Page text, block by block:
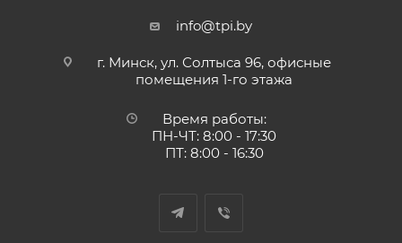
info@tpi.by
г. Минск, ул. Солтыса 96, офисные
помещения 1-го этажа
Время работы:
ПН-ЧТ: 8:00 - 17:30
ПТ: 8:00 - 16:30